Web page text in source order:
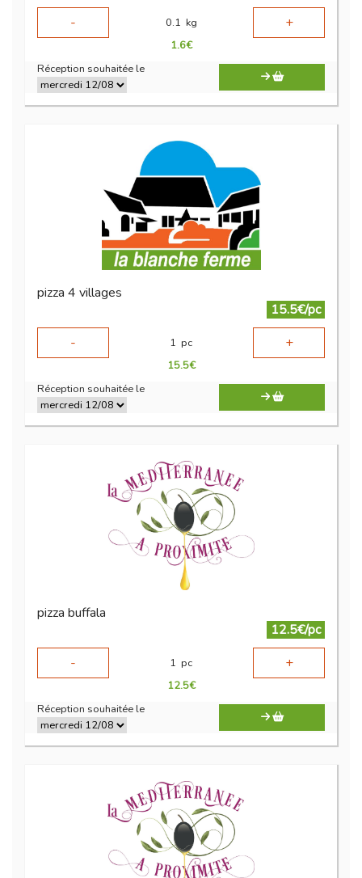
-
0.1 kg +
1.6€
Réception souhaitée le
pizza 4 villages
15.5€/pc
-
1 pc +
15.5€
Réception souhaitée le
pizza buffala
12.5€/pc
-
1 pc +
12.5€
Réception souhaitée le